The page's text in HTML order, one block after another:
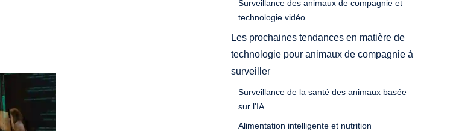
Surveillance des animaux de compagnie et
technologie vidéo
Les prochaines tendances en matière de
technologie pour animaux de compagnie à
surveiller
Surveillance de la santé des animaux basée
sur l'IA
Alimentation intelligente et nutrition